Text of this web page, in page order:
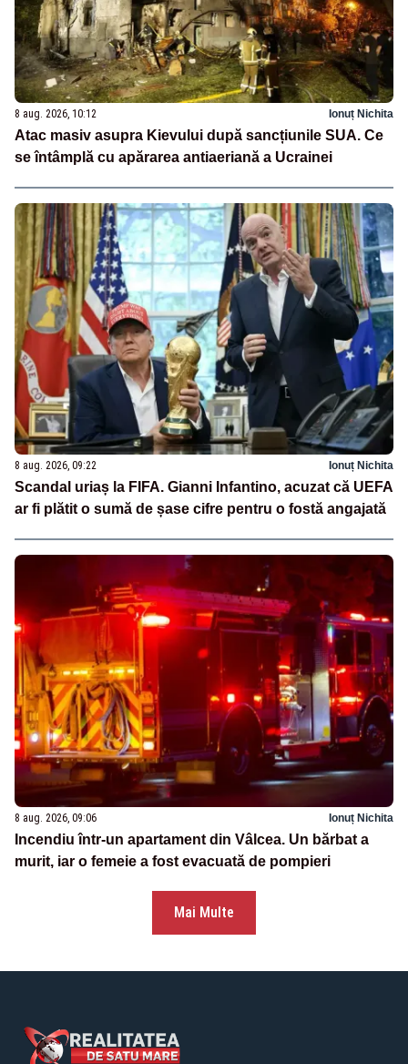
8 aug. 2026, 10:12 Ionuț Nichita
Atac masiv asupra Kievului după sancțiunile SUA. Ce
se întâmplă cu apărarea antiaeriană a Ucrainei
8 aug. 2026, 09:22 Ionuț Nichita
Scandal uriaș la FIFA. Gianni Infantino, acuzat că UEFA
ar fi plătit o sumă de șase cifre pentru o fostă angajată
8 aug. 2026, 09:06 Ionuț Nichita
Incendiu într-un apartament din Vâlcea. Un bărbat a
murit, iar o femeie a fost evacuată de pompieri
Mai Multe